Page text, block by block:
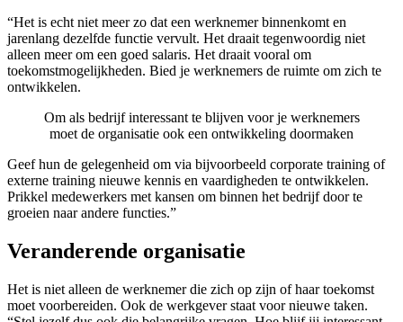
“Het is echt niet meer zo dat een werknemer binnenkomt en
jarenlang dezelfde functie vervult. Het draait tegenwoordig niet
alleen meer om een goed salaris. Het draait vooral om
toekomstmogelijkheden. Bied je werknemers de ruimte om zich te
ontwikkelen.
Om als bedrijf interessant te blijven voor je werknemers
moet de organisatie ook een ontwikkeling doormaken
Geef hun de gelegenheid om via bijvoorbeeld corporate training of
externe training nieuwe kennis en vaardigheden te ontwikkelen.
Prikkel medewerkers met kansen om binnen het bedrijf door te
groeien naar andere functies.”
Veranderende organisatie
Het is niet alleen de werknemer die zich op zijn of haar toekomst
moet voorbereiden. Ook de werkgever staat voor nieuwe taken.